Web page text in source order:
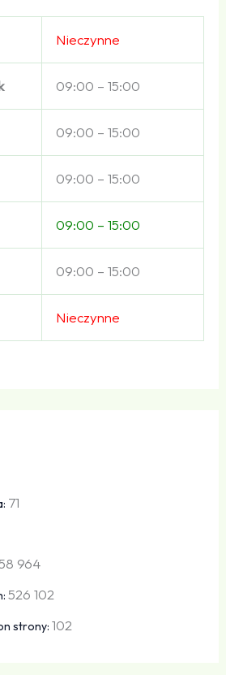
Nieczynne
09:00 – 15:00
09:00 – 15:00
09:00 – 15:00
09:00 – 15:00
09:00 – 15:00
Nieczynne
71
964
526 102
strony:102